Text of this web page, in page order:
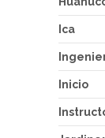
Ica
Inicio